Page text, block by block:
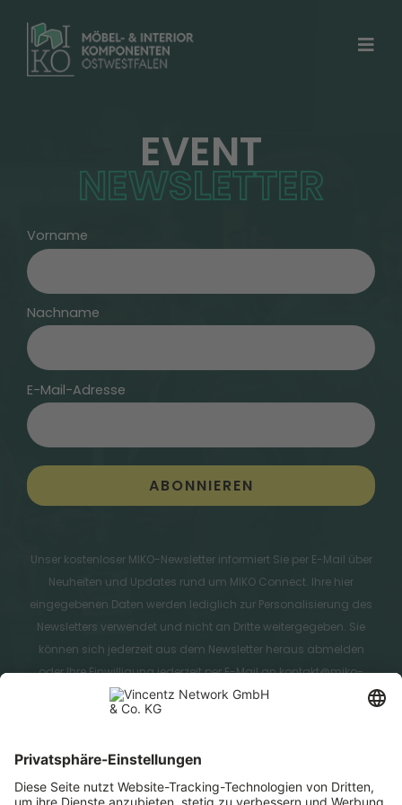
content
Für Besucher
Aussteller
Event-Newsletter
Über uns
Tickets sichern
Kontakt
EVENT
NEWSLETTER
Vorname
Nachname
E-Mail-Adresse
Unser kostenloser MIKO-Newsletter informiert Sie per E-Mail über
Neuheiten und Updates rund um MIKO Connect. Ihre hier
eingegebenen Daten werden lediglich zur Personalisierung des
Newsletters verwendet und nicht an Dritte weitergegeben. Sie
können sich jederzeit aus dem Newsletter heraus abmelden
oder Ihre Einwilligung jederzeit per E-Mail an kontakt@miko-
connect.de widerrufen. Ihre Daten werden nach Beendigung
des Newsletter-Empfangs unverzüglich gelöscht, sofern der
entgegenstehen. Durch Absenden der von Ihnen eingegebenen
Daten willigen Sie in die Datenverarbeitung ein und bestätigen